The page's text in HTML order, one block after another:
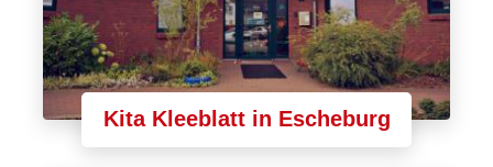
Kita Kleeblatt in Escheburg